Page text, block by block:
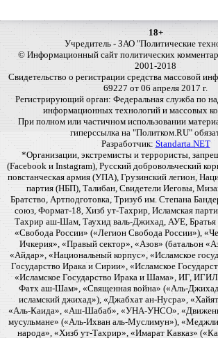
18+
Учредитель - ЗАО "Политические
© Информационный сайт политических
2001-2018
Свидетельство о регистрации средства массовой
69227 от 06 апреля 2017 г.
Регистрирующий орган: Федеральная служба по
информационных технологий и массовых
При полном или частичном использовании
гиперссылка на "Политком.RU"
Разработчик: Standarta.NET
*Организации, экстремисты и террористы,
(Facebook и Instagram), Русский добровольческий
повстанческая армия (УПА), Грузинский легион,
партия (НБП), Талибан, Свидетели Иеговы,
Братство, Артподготовка, Тризуб им. Степана
союз, Формат-18, Хизб ут-Тахрир, Исламская
Тахрир аш-Шам, Таухид валь-Джихад, АУЕ, Братья
«Свобода России» («Легион Свобода России»),
Ичкерия», «Правый сектор», «Азов» (батальон
«Айдар», «Национальный корпус», «Исламское
Государство Ирака и Сирии», «Исламское
«Исламское Государство Ирака и Шама», ИГ,
Фатх аш-Шам», «Священная война» («Аль-
исламский джихад»), «Джабхат ан-Нусра»,
«Аль-Каида», «Аш-Шабаб», «УНА-УНСО»,
мусульмане» («Аль-Ихван аль-Муслимун»),
народа», «Хизб ут-Тахрир», «Имарат Кавказ»